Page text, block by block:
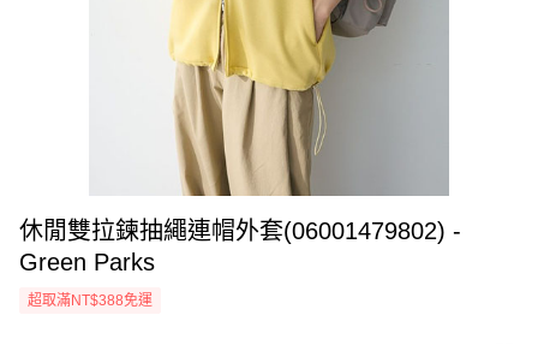
休閒雙拉鍊抽繩連帽外套(06001479802) -
Green Parks
超取滿NT$388免運